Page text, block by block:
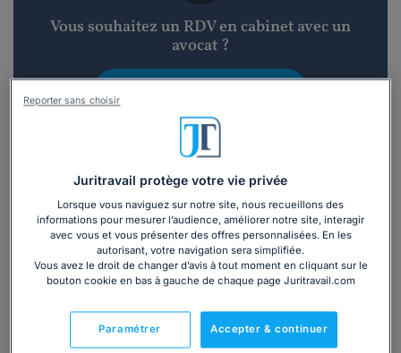
Vous souhaitez un RDV en cabinet avec un
avocat ?
3 devis en 48h
Vous souhaitez une consultation par
téléphone ?
Consulter immédiatement
Juritravail protège votre vie privée
Lorsque vous naviguez sur notre site, nous recueillons des
informations pour mesurer l’audience, améliorer notre site, interagir
avec vous et vous présenter des offres personnalisées. En les
autorisant, votre navigation sera simplifiée.
Vous avez le droit de changer d’avis à tout moment en cliquant sur le
bouton cookie en bas à gauche de chaque page Juritravail.com
Accepter & continuer
Paramétrer
Reporter sans choisir